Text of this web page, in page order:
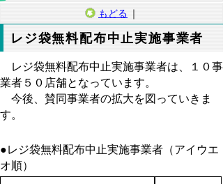
もどる ｜
レジ袋無料配布中止実施事業者
レジ袋無料配布中止実施事業者は、１０事
業者５０店舗となっています。
今後、賛同事業者の拡大を図っていきま
す。
●レジ袋無料配布中止実施事業者（アイウエ
オ順）